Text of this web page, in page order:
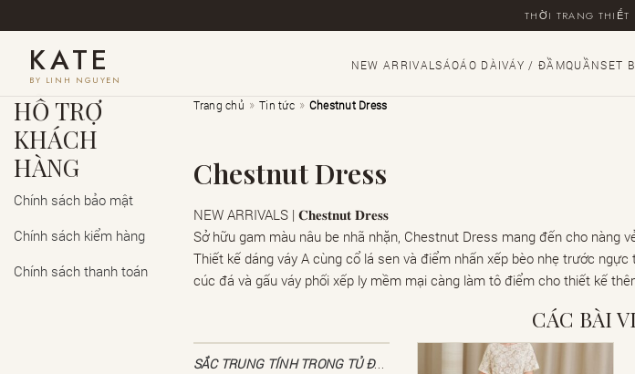
THỜI TRANG THIẾT
KATE
BY LINH NGUYEN
NEW ARRIVALSÁOÁO DÀIVÁY / ĐẦMQUẦNSET
HỖ TRỢ
KHÁCH
HÀNG
Chính sách bảo mật
Chính sách kiểm hàng
Chính sách thanh toán
Trang chủ » Tin tức » Chestnut Dress
Chestnut Dress
NEW ARRIVALS | 𝐂𝐡𝐞𝐬𝐭𝐧𝐮𝐭 𝐃𝐫𝐞𝐬𝐬
Sở hữu gam màu nâu be nhã nhặn, Chestnut Dress mang đến cho nàng
Thiết kế dáng váy A cùng cổ lá sen và điểm nhấn xếp bèo nhẹ trước
cúc đá và gấu váy phối xếp ly mềm mại càng làm tô điểm cho thiết kế
CÁC BÀI
SẮC TRUNG TÍNH TRONG TỦ ĐỒ THANH LỊCH | 06/08